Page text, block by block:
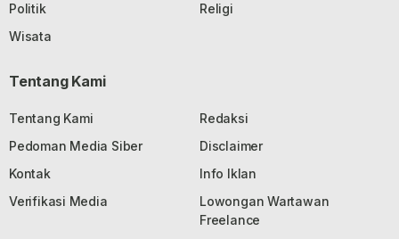
Politik
Religi
Wisata
Tentang Kami
Tentang Kami
Redaksi
Pedoman Media Siber
Disclaimer
Kontak
Info Iklan
Verifikasi Media
Lowongan Wartawan
Freelance